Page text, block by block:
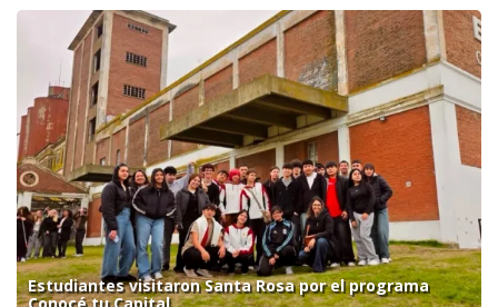
Estudiantes visitaron Santa Rosa por el programa